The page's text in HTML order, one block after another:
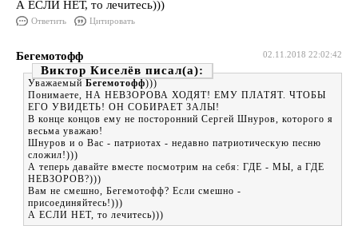
А ЕСЛИ НЕТ, то лечитесь)))
Ответить Цитировать
02.11.2018 22:02:42
Бегемотофф
Виктор Киселёв
Уважаемый Бегемотофф)))
Понимаете, НА НЕВЗОРОВА ХОДЯТ! ЕМУ ПЛАТЯТ. ЧТОБЫ
ЕГО УВИДЕТЬ! ОН СОБИРАЕТ ЗАЛЫ!
В конце концов ему не посторонний Сергей Шнуров, которого я
весьма уважаю!
Шнуров и о Вас - патриотах - недавно патриотическую песню
сложил!)))
А теперь давайте вместе посмотрим на себя: ГДЕ - МЫ, а ГДЕ
НЕВЗОРОВ?)))
Вам не смешно, Бегемотофф? Если смешно -
присоединяйтесь!)))
А ЕСЛИ НЕТ, то лечитесь)))